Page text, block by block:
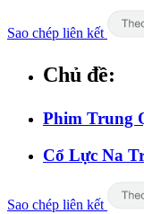
Sao chép liên kết
Chủ đề:
Phim Trung
Cổ Lực Na
Sao chép liên kết